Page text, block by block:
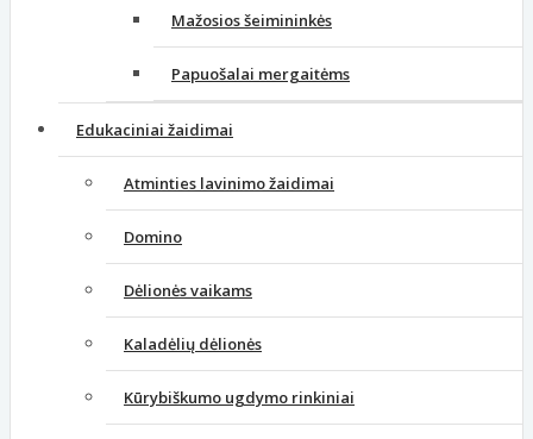
Mažosios šeimininkės
Papuošalai mergaitėms
Edukaciniai žaidimai
Atminties lavinimo žaidimai
Domino
Dėlionės vaikams
Kaladėlių dėlionės
Kūrybiškumo ugdymo rinkiniai